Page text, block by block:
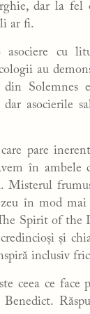
dar la fel
ar fi.
cu
au
din
dar asocierile
pare
în ambele
Misterul
în mod
Spirit of the
și
inclusiv
ceea ce